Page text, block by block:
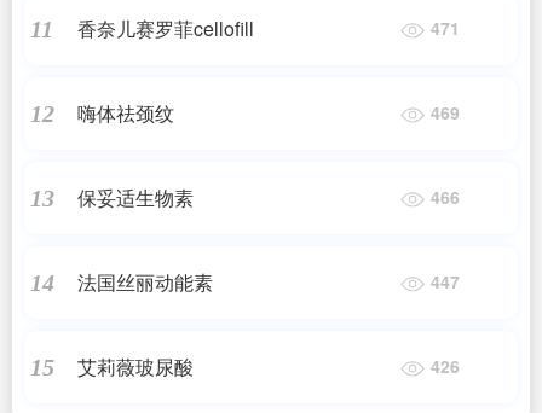
11 香奈儿赛罗菲cellofill 471
12 嗨体祛颈纹 469
13 保妥适生物素 466
14 法国丝丽动能素 447
15 艾莉薇玻尿酸 426